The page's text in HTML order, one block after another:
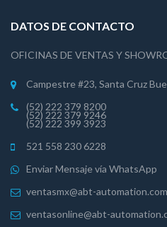
DATOS DE CONTACTO
OFICINAS DE VENTAS Y
Campestre #23, Santa Cruz
(52) 222 379 8200
(52) 222 379 9246
(52) 222 399 3923
521 558 230 6228
Enviar Mensaje vía WhatsApp
ventasmx@abt-automation.com
ventasonline@abt-